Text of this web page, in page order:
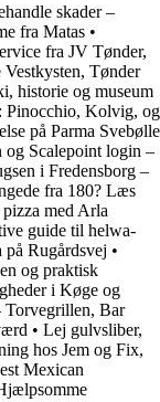
skader –
fra Matas •
fra JV Tønder,
Vestkysten, Tønder
historie og museum
Pinocchio, Kolvig, og
på Parma Svebølle
Scalepoint login –
i Fredensborg –
fra 180? Læs
med Arla
guide til helwa-
på Rugårdsvej •
og praktisk
i Køge og
Torvegrillen, Bar
• Lej gulvsliber,
hos Jem og Fix,
Mexican